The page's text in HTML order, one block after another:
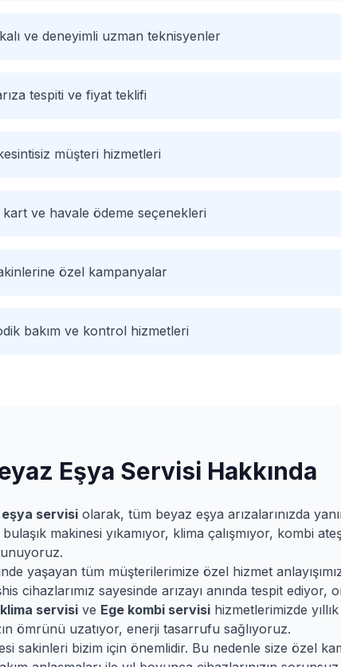
ve deneyimli uzman teknisyenler
tespiti ve fiyat teklifi
müşteri hizmetleri
kart ve havale ödeme seçenekleri
özel kampanyalar
bakım ve kontrol hizmetleri
Eşya Servisi Hakkında
servisi olarak, tüm beyaz eşya arızalarınızda
makinesi yıkamıyor, klima çalışmıyor, kombi
yaşayan tüm müşterilerimize özel hizmet
cihazlarımız sayesinde arızayı anında tespit
klima servisi ve Ege kombi servisi hizmetlerimizde
ömrünü uzatıyor, enerji tasarrufu sağlıyoruz.
sakinleri bizim için önemlidir. Bu nedenle size özel